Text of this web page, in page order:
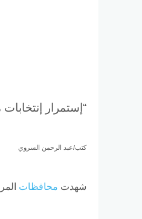
“إستمرار
كتب/عبد الرحمن السروي
شهدت محافظات